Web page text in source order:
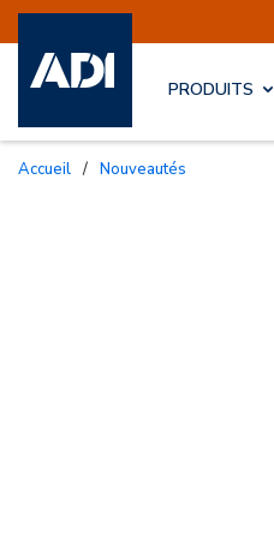
PRODUITS
Accueil / Nouveautés